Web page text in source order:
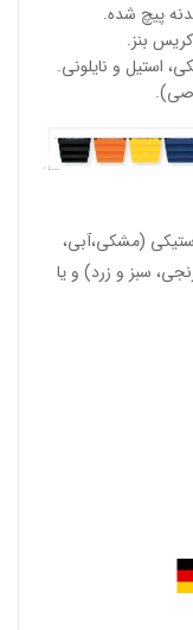
پیچ شده.
بنز.
استیل و نایلونی.
(مشکی،آبی،
سبز و زرد) و یا